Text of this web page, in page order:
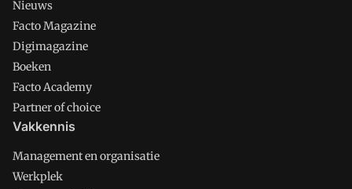
Nieuws
Facto Magazine
Digimagazine
Boeken
Facto Academy
Partner of choice
Vakkennis
Management en organisatie
Werkplek